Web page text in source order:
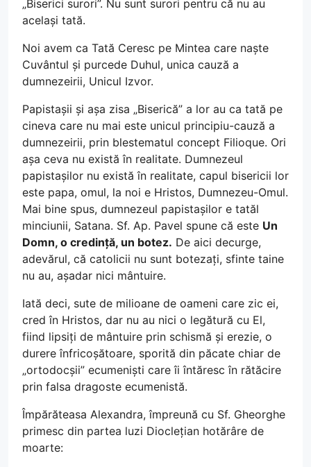
„Biserici surori”. Nu sunt surori pentru că nu au
același tată.
Noi avem ca Tată Ceresc pe Mintea care naște
Cuvântul și purcede Duhul, unica cauză a
dumnezeirii, Unicul Izvor.
Papistașii și așa zisa „Biserică” a lor au ca tată pe
cineva care nu mai este unicul principiu-cauză a
dumnezeirii, prin blestematul concept Filioque. Ori
așa ceva nu există în realitate. Dumnezeul
papistașilor nu există în realitate, capul bisericii lor
este papa, omul, la noi e Hristos, Dumnezeu-Omul.
Mai bine spus, dumnezeul papistașilor e tatăl
minciunii, Satana. Sf. Ap. Pavel spune că este Un
Domn, o credință, un botez. De aici decurge,
adevărul, că catolicii nu sunt botezați, sfinte taine
nu au, așadar nici mântuire.
Iată deci, sute de milioane de oameni care zic ei,
cred în Hristos, dar nu au nici o legătură cu El,
fiind lipsiți de mântuire prin schismă și erezie, o
durere înfricoșătoare, sporită din păcate chiar de
„ortodocșii” ecumeniști care îi întăresc în rătăcire
prin falsa dragoste ecumenistă.
Împărăteasa Alexandra, împreună cu Sf. Gheorghe
primesc din partea luzi Dioclețian hotărâre de
moarte: